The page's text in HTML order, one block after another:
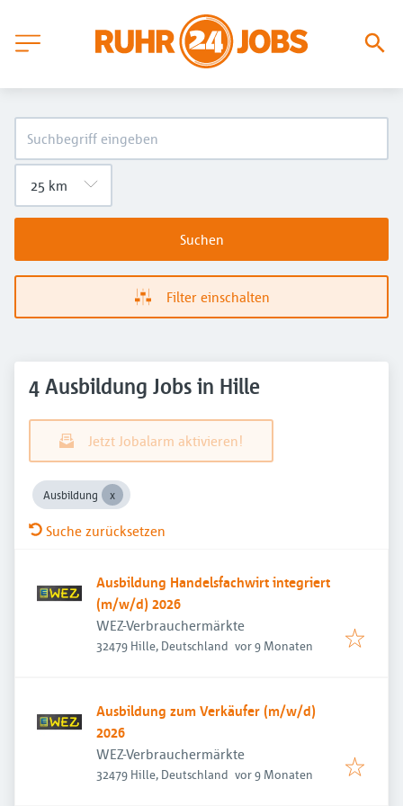
Suchen
Filter einschalten
4 Ausbildung Jobs in Hille
Jetzt Jobalarm aktivieren!
Ausbildung
Suche zurücksetzen
Ausbildung Handelsfachwirt integriert
(m/w/d) 2026
WEZ-Verbrauchermärkte
32479 Hille, Deutschland Veröffentlicht:
vor 9 Monaten
Ausbildung zum Verkäufer (m/w/d)
2026
WEZ-Verbrauchermärkte
32479 Hille, Deutschland Veröffentlicht:
vor 9 Monaten